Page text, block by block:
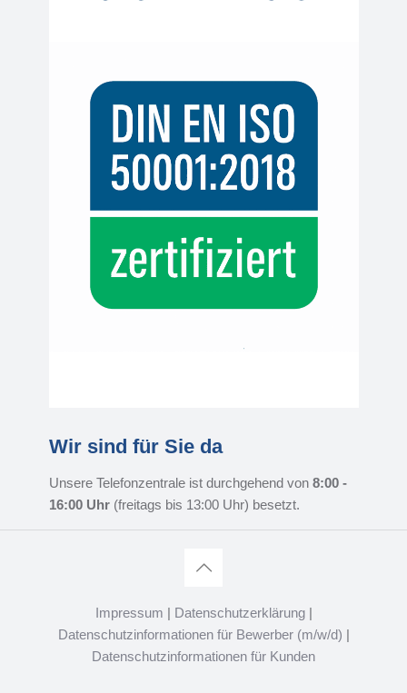
Wir sind für Sie da
Unsere Telefonzentrale ist durchgehend von 8:00 -
16:00 Uhr(freitags bis 13:00 Uhr) besetzt.
Impressum | Datenschutzerklärung|
Datenschutzinformationen für Bewerber (m/w/d) |
Datenschutzinformationen für Kunden